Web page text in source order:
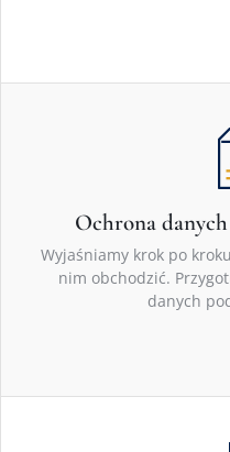
Ochrona
Wyjaśniamy krok po
nim obchodzić.
danych